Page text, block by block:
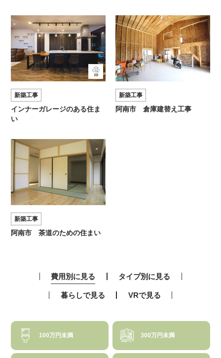
新築工事
インナーガレージのある住ま
い
新築工事
阿南市 倉庫建替え工事
新築工事
阿南市 茶道のための住まい
費用別に見る タイプ別に見る
暮らしで見る VRで見る
100万円未満 300万円未満